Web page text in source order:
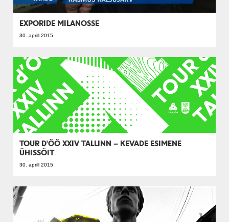
EXPORIDE MILANOSSE
30. aprill 2015
TOUR D'ÖÖ XXIV TALLINN – KEVADE ESIMENE
ÜHISSÕIT
30. aprill 2015